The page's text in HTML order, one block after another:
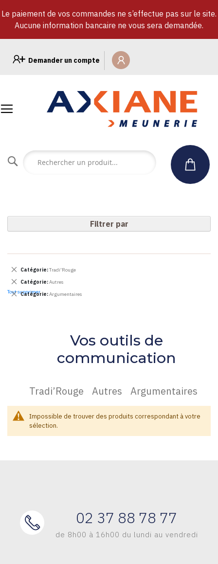
contenu
Demander un compte
Le paiement de vos commandes ne s’effectue pas sur le site.
Aucune information bancaire ne vous sera demandée.
Rechercher
Vos outils de
communication
Tradi’Rouge Autres Argumentaires
Impossible de trouver des produits correspondant à votre
sélection.
Filtrer par
Catégorie Tradi’Rouge
Supprimer
Élément
Catégorie Autres
Supprimer
Élément
Catégorie Argumentaires
Supprimer
Tout supprimer
02 37 88 78 77
de 8h00 à 16h00 du lundi au vendredi